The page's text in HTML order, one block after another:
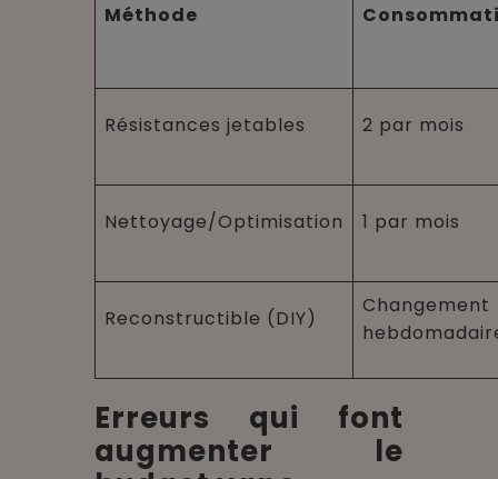
Méthode
Résistances jetables 2 par mois
Nettoyage/Optimisation 1 par mois
Reconstructible (DIY)
Changement
Erreurs qui font
augmenter le